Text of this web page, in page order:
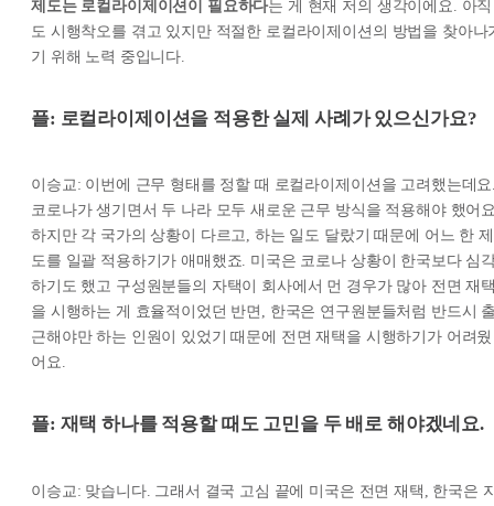
제도는 로컬라이제이션이 필요하다는 게 현재 저의 생각이에요. 아직
도 시행착오를 겪고 있지만 적절한 로컬라이제이션의 방법을 찾아나
기 위해 노력 중입니다.
플: 로컬라이제이션을 적용한 실제 사례가 있으신가요?
이승교: 이번에 근무 형태를 정할 때 로컬라이제이션을 고려했는데
코로나가 생기면서 두 나라 모두 새로운 근무 방식을 적용해야 했어
하지만 각 국가의 상황이 다르고, 하는 일도 달랐기 때문에 어느 한 제
도를 일괄 적용하기가 애매했죠. 미국은 코로나 상황이 한국보다 심
하기도 했고 구성원분들의 자택이 회사에서 먼 경우가 많아 전면 재
을 시행하는 게 효율적이었던 반면, 한국은 연구원분들처럼 반드시
근해야만 하는 인원이 있었기 때문에 전면 재택을 시행하기가 어려웠
어요.
플: 재택 하나를 적용할 때도 고민을 두 배로 해야겠네요.
이승교: 맞습니다. 그래서 결국 고심 끝에 미국은 전면 재택, 한국은